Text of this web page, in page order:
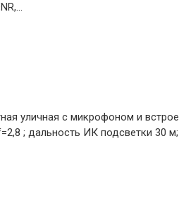
уличная с микрофоном и
; дальность ИК подсветки 30 м;